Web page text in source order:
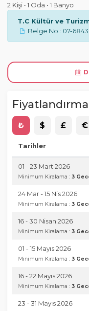
2 Kişi • 1 Oda • 1 Banyo
T.C Kültür ve
Belge No.: 07-6843
Fiyatlandırma
₺ $ £ €
Tarihler
01 - 23 Mart 2026
Minimum Kiralama : 3
24 Mar - 15 Nis 2026
Minimum Kiralama : 3
16 - 30 Nisan 2026
Minimum Kiralama : 3
01 - 15 Mayıs 2026
Minimum Kiralama : 3
16 - 22 Mayıs 2026
Minimum Kiralama : 3
23 - 31 Mayıs 2026